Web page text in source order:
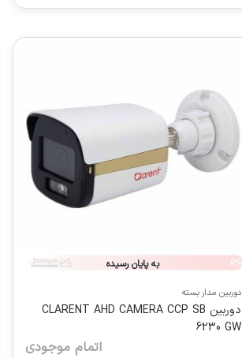
به پایان رسیده
دوربین مدار بسته
دوربین CLARENT AHD CAMERA CCP SB
6230 GW
اتمام موجودی